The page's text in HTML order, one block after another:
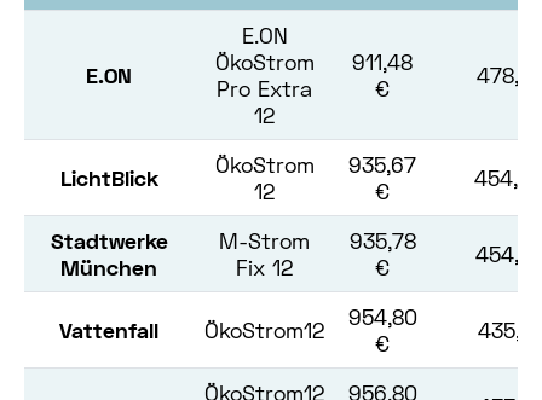
E.ON
E.ON
ÖkoStrom
Pro Extra
12
911,48
€
LichtBlick
ÖkoStrom
12
935,67
€
Stadtwerke
München
M-Strom
Fix 12
935,78
€
Vattenfall ÖkoStrom12
954,80
€
ÖkoStrom12
956,80